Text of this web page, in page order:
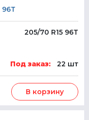
96T
205/70 R15 96T
Под заказ: 22 шт
В корзину